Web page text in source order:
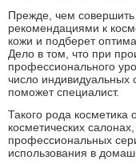
Прежде, чем совершить
рекомендациями к
кожи и подберет
Дело в том, что при
профессионального
число индивидуальных
поможет специалист.
Такого рода
косметических
профессиональных
использования в